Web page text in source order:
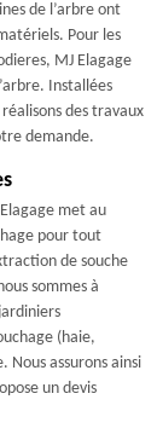
de l’arbre ont
Pour les
MJ Elagage
Installées
des travaux
demande.
met au
pour tout
de souche
sommes à
(haie,
assurons ainsi
un devis